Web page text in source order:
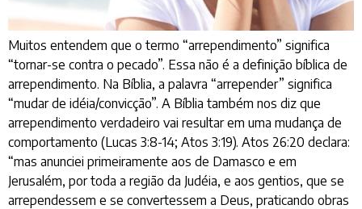
Muitos entendem que o termo “arrependimento” significa
“tornar-se contra o pecado”. Essa não é a definição bíblica de
arrependimento. Na Bíblia, a palavra “arrepender” significa
“mudar de idéia/convicção”. A Bíblia também nos diz que
arrependimento verdadeiro vai resultar em uma mudança de
comportamento (Lucas 3:8-14; Atos 3:19). Atos 26:20 declara:
“mas anunciei primeiramente aos de Damasco e em
Jerusalém, por toda a região da Judéia, e aos gentios, que se
arrependessem e se convertessem a Deus, praticando obras